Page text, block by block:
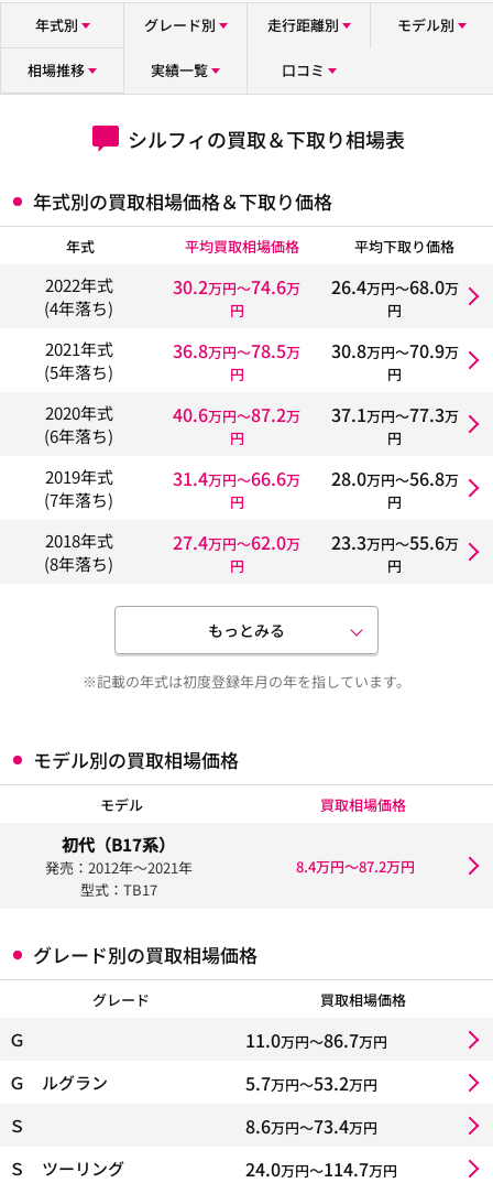
年式別 グレード別 走行距離別 モデル別
相場推移 実績一覧 口コミ
シルフィの買取＆下取り相場表
年式別の買取相場価格＆下取り価格
年式 平均買取相場価格 平均下取り価格
2022年式
(4年落ち)
30.2万円〜74.6万
円
26.4万円〜68.0万
円
2021年式
(5年落ち)
36.8万円〜78.5万
円
30.8万円〜70.9万
円
2020年式
(6年落ち)
40.6万円〜87.2万
円
37.1万円〜77.3万
円
2019年式
(7年落ち)
31.4万円〜66.6万
円
28.0万円〜56.8万
円
2018年式
(8年落ち)
27.4万円〜62.0万
円
23.3万円〜55.6万
円
もっとみる
※記載の年式は初度登録年月の年を指しています。
モデル別の買取相場価格
モデル 買取相場価格
初代（B17系）
発売：2012年〜2021年
型式：TB17
8.4万円〜87.2万円
グレード別の買取相場価格
グレード 買取相場価格
Ｇ 11.0万円〜86.7万円
Ｇ ルグラン 5.7万円〜53.2万円
Ｓ 8.6万円〜73.4万円
Ｓ ツーリング 24.0万円〜114.7万円